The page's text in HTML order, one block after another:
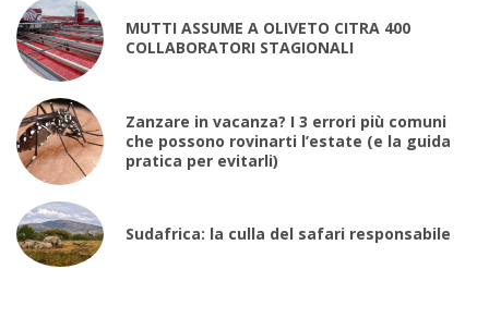
MUTTI ASSUME A OLIVETO CITRA 400
COLLABORATORI STAGIONALI
Zanzare in vacanza? I 3 errori più comuni
che possono rovinarti l’estate (e la guida
pratica per evitarli)
Sudafrica: la culla del safari responsabile